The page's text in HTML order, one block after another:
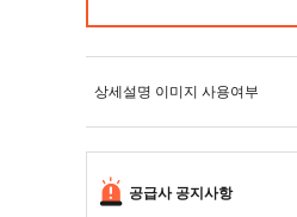
상세설명 이미지 사용여부
공급사 공지사항